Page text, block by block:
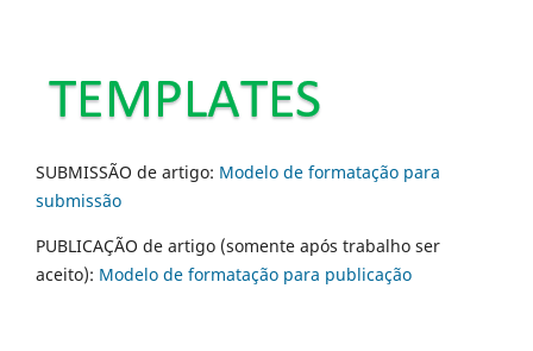
SUBMISSÃO de artigo: Modelo de formatação para
submissão
PUBLICAÇÃO de artigo (somente após trabalho ser
aceito): Modelo de formatação para publicação